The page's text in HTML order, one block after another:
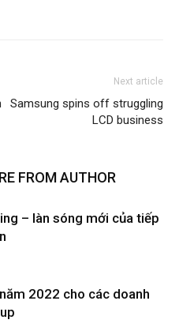
Next article
Samsung spins off struggling
LCD business
FROM AUTHOR
– làn sóng mới của tiếp
2022 cho các doanh